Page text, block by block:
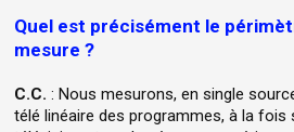
Quel est précisément le
mesure ?
C.C. : Nous mesurons, en single
télé linéaire des programmes, à la fois